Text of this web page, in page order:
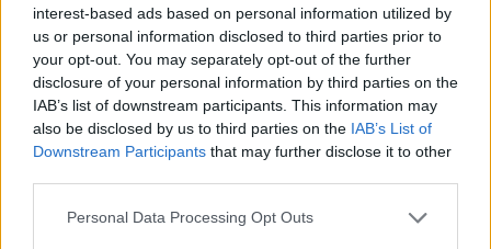
interest-based ads based on personal information utilized by
us or personal information disclosed to third parties prior to
your opt-out. You may separately opt-out of the further
disclosure of your personal information by third parties on the
IAB’s list of downstream participants. This information may
also be disclosed by us to third parties on the IAB’s List of
Downstream Participants that may further disclose it to other
Personal Data Processing Opt Outs
Augmentin
30/06/2017 | Donna | 49
amoxicillina triidrata / potassio
clavulanato (875/125mg)
Mal di gola